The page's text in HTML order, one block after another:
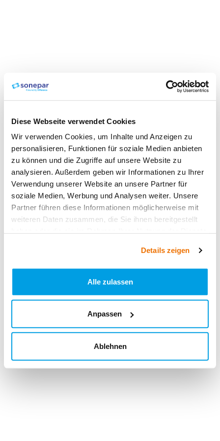
Diese Webseite verwendet Cookies
Wir verwenden Cookies, um Inhalte und Anzeigen zu
personalisieren, Funktionen für soziale Medien anbieten
zu können und die Zugriffe auf unsere Website zu
analysieren. Außerdem geben wir Informationen zu Ihrer
Verwendung unserer Website an unsere Partner für
soziale Medien, Werbung und Analysen weiter. Unsere
Partner führen diese Informationen möglicherweise mit
weiteren Daten zusammen, die Sie ihnen bereitgestellt
Details zeigen
Alle zulassen
Anpassen
Ablehnen